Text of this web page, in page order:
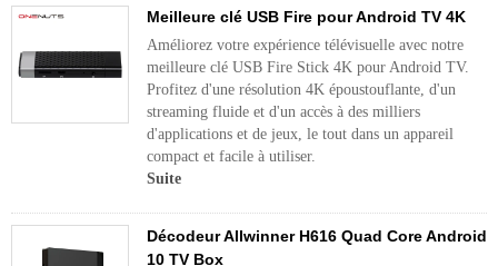
Meilleure clé USB Fire pour Android TV 4K
Améliorez votre expérience télévisuelle avec notre
meilleure clé USB Fire Stick 4K pour Android TV.
Profitez d'une résolution 4K époustouflante, d'un
streaming fluide et d'un accès à des milliers
d'applications et de jeux, le tout dans un appareil
compact et facile à utiliser.
Suite
Décodeur Allwinner H616 Quad Core Android
10 TV Box